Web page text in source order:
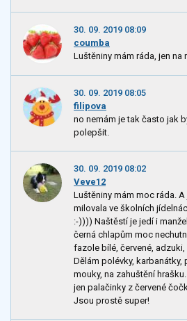
30. 09. 2019 08:09
coumba
Luštěniny mám ráda, jen
30. 09. 2019 08:05
filipova
no nemám je tak často jak
polepšit.
30. 09. 2019 08:02
Veve12
Luštěniny mám moc ráda.
milovala ve školních
:-)))) Naštěstí je jedí i
černá chlapům moc
fazole bílé, červené,
Dělám polévky, karbanátky,
mouky, na zahuštění
jen palačinky z červené
Jsou prostě super!